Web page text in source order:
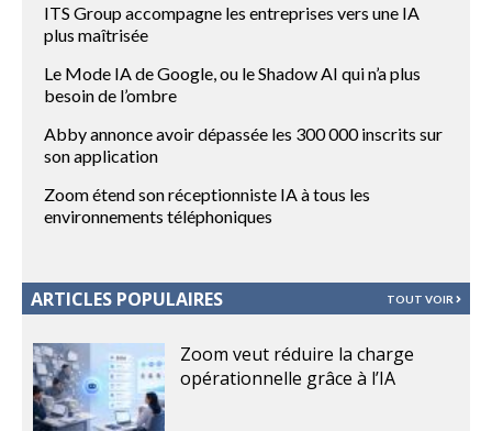
ITS Group accompagne les entreprises vers une IA
plus maîtrisée
Le Mode IA de Google, ou le Shadow AI qui n’a plus
besoin de l’ombre
Abby annonce avoir dépassée les 300 000 inscrits sur
son application
Zoom étend son réceptionniste IA à tous les
environnements téléphoniques
ARTICLES POPULAIRES TOUT VOIR
Zoom veut réduire la charge
opérationnelle grâce à l’IA